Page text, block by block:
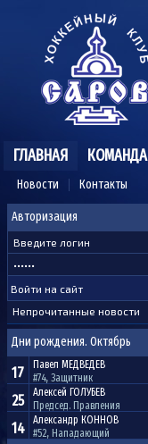
ГЛАВНАЯ
Новости Контакты
КОМАНДА
Авторизация
Непрочитанные новости
Дни рождения. Октябрь
17 Павел МЕДВЕДЕВ
#74, Защитник
25 Алексей ГОЛУБЕВ
Председ. Правления
14 Александр КОННОВ
#52, Нападающий